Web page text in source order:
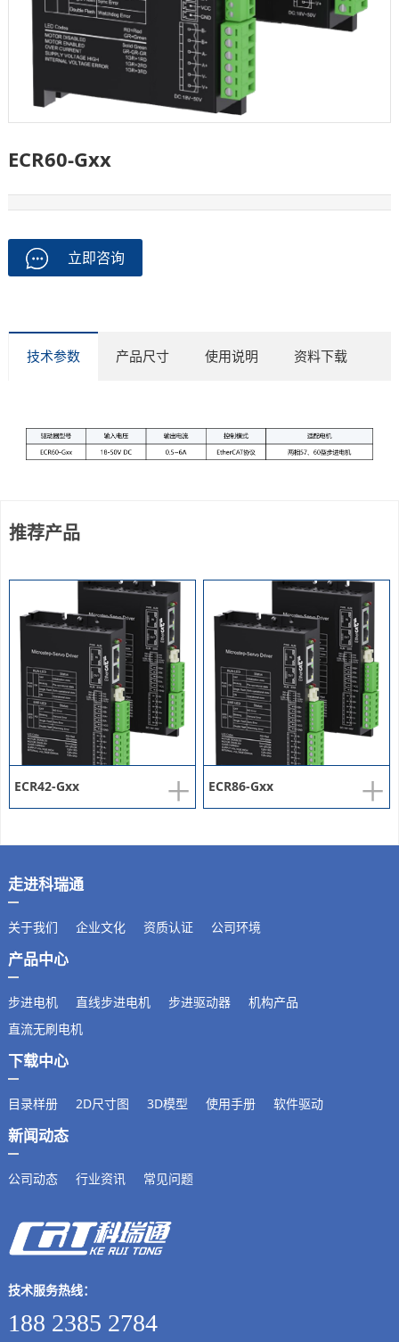
ECR60-Gxx
立即咨询
技术参数 产品尺寸 使用说明 资料下载
推荐产品
+
ECR42-Gxx +
ECR86-Gxx
走进科瑞通
关于我们 企业文化 资质认证 公司环境
产品中心
步进电机 直线步进电机 步进驱动器
机构产品
直流无刷电机
下载中心
目录样册 2D尺寸图 3D模型 使用手册 软件驱动
新闻动态
公司动态 行业资讯 常见问题
技术服务热线：
188 2385 2784